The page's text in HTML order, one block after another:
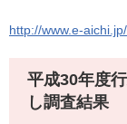
http://www.e-
平成30年度
し調査結果